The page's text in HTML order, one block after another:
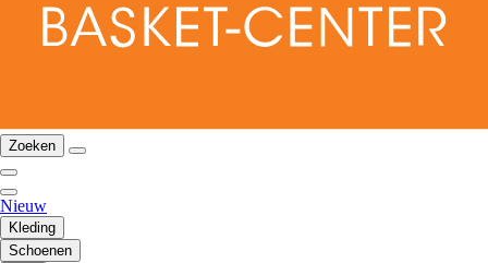
Zoeken
Nieuw
Kleding
Schoenen